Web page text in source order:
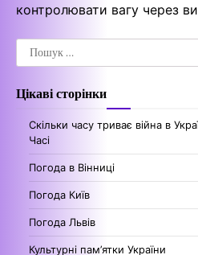
контролювати вагу через
Пошук:
Цікаві сторінки
Скільки часу триває війна в
Часі
Погода в Вінниці
Погода Київ
Погода Львів
Культурні пам’ятки України